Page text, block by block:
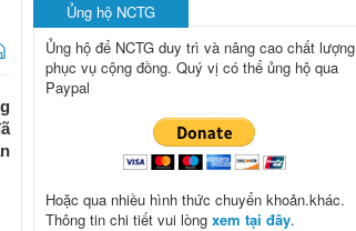
Ủng hộ NCTG
Ủng hộ để NCTG duy trì và nâng cao chất lượng
phục vụ cộng đồng. Quý vị có thể ủng hộ qua
Paypal
Hoặc qua nhiều hình thức chuyển khoản.khác.
Thông tin chi tiết vui lòng xem tại đây.